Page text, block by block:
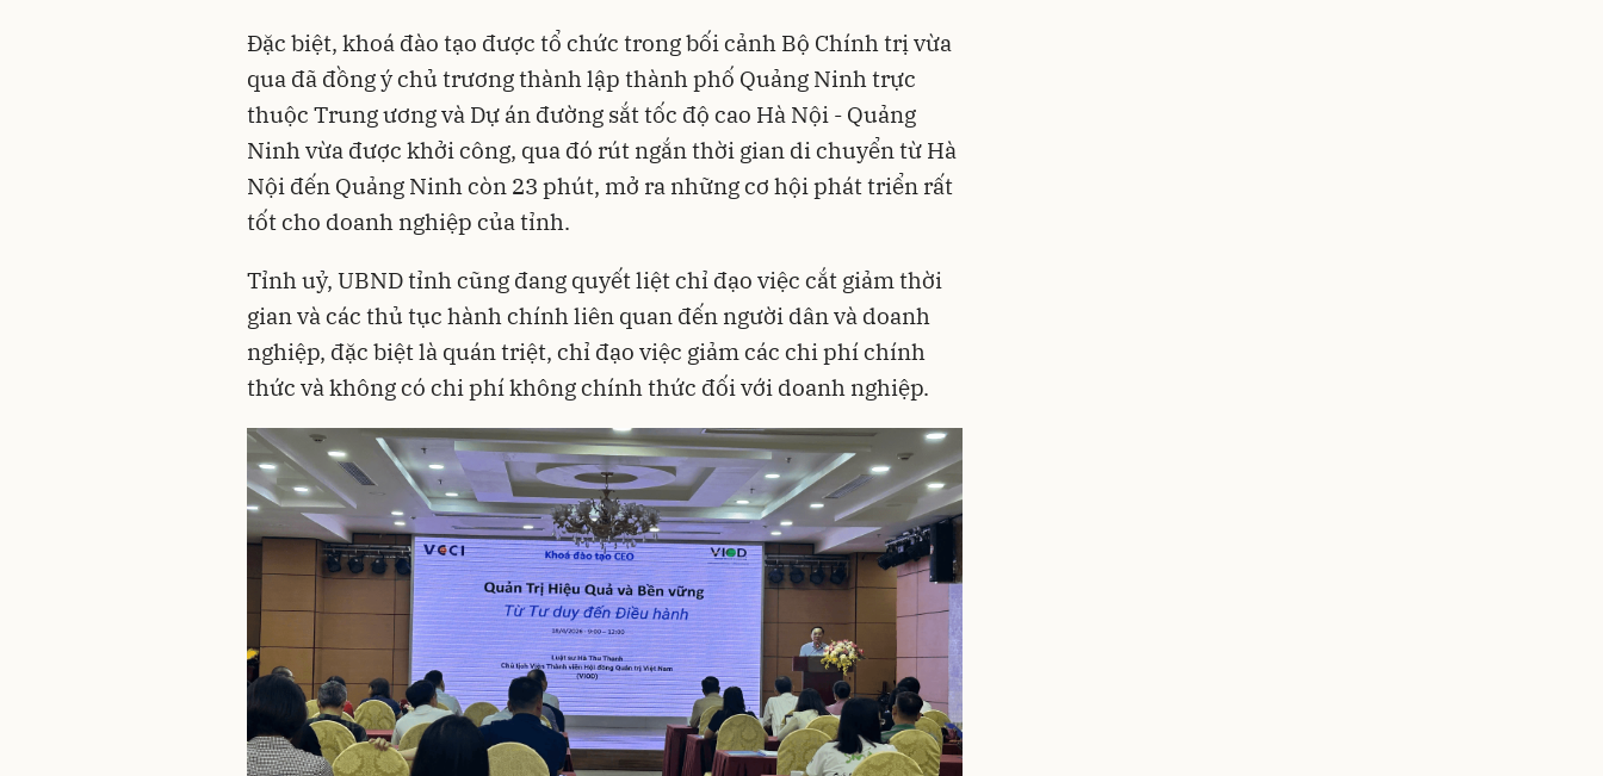
Đặc biệt, khoá đào tạo được tổ chức trong bối cảnh Bộ Chính trị vừa
qua đã đồng ý chủ trương thành lập thành phố Quảng Ninh trực
thuộc Trung ương và Dự án đường sắt tốc độ cao Hà Nội - Quảng
Ninh vừa được khởi công, qua đó rút ngắn thời gian di chuyển từ Hà
Nội đến Quảng Ninh còn 23 phút, mở ra những cơ hội phát triển rất
tốt cho doanh nghiệp của tỉnh.
Tỉnh uỷ, UBND tỉnh cũng đang quyết liệt chỉ đạo việc cắt giảm thời
gian và các thủ tục hành chính liên quan đến người dân và doanh
nghiệp, đặc biệt là quán triệt, chỉ đạo việc giảm các chi phí chính
thức và không có chi phí không chính thức đối với doanh nghiệp.